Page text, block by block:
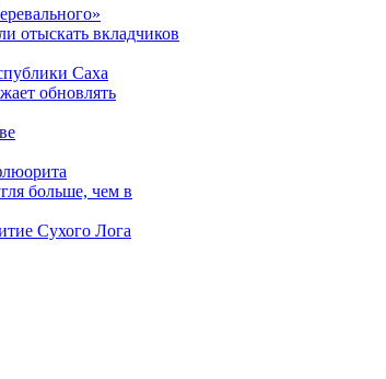
отыскать вкладчиков
Саха
обновлять
больше, чем в
Сухого Лога